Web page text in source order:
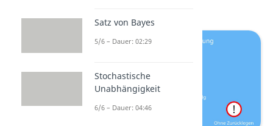
Satz von Bayes
5/6 – Dauer: 02:29
Stochastische
Unabhängigkeit
6/6 – Dauer: 04:46